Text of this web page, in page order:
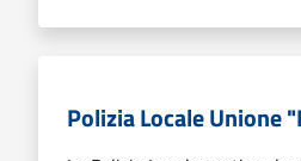
Polizia Locale Unione